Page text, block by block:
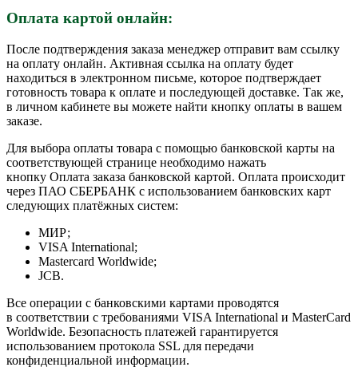
Оплата картой онлайн:
После подтверждения заказа менеджер отправит вам ссылку
на оплату онлайн. Активная ссылка на оплату будет
находиться в электронном письме, которое подтверждает
готовность товара к оплате и последующей доставке. Так же,
в личном кабинете вы можете найти кнопку оплаты в вашем
заказе.
Для выбора оплаты товара с помощью банковской карты на
соответствующей странице необходимо нажать
кнопку Оплата заказа банковской картой. Оплата происходит
через ПАО СБЕРБАНК с использованием банковских карт
следующих платёжных систем:
МИР;
VISA International;
Mastercard Worldwide;
JCB.
Все операции с банковскими картами проводятся
в соответствии с требованиями VISA International и MasterCard
Worldwide. Безопасность платежей гарантируется
использованием протокола SSL для передачи
конфиденциальной информации.